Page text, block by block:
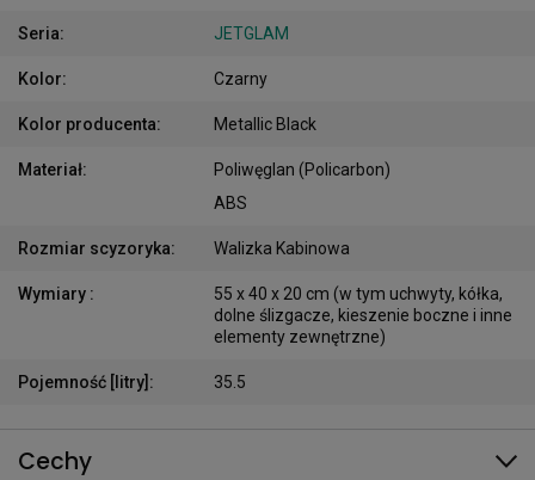
Seria: JETGLAM
Kolor: Czarny
Kolor producenta: Metallic Black
Materiał:
Poliwęglan (Policarbon)
ABS
Rozmiar scyzoryka: Walizka Kabinowa
Wymiary :
55 x 40 x 20 cm (w tym uchwyty, kółka,
dolne ślizgacze, kieszenie boczne i inne
elementy zewnętrzne)
Pojemność [litry] : 35.5
Cechy